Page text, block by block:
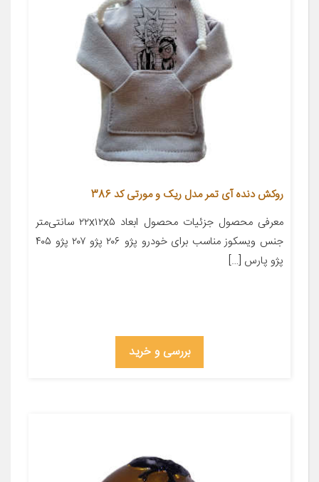
روکش دنده آی تمر مدل ریک و مورتی کد 386
معرفی محصول جزئیات محصول ابعاد ۲۲x۱۲x۵ سانتی‌متر
جنس ویسکوز مناسب برای خودرو پژو ۲۰۶ پژو ۲۰۷ پژو ۴۰۵
پژو پارس […]
بررسی و خرید